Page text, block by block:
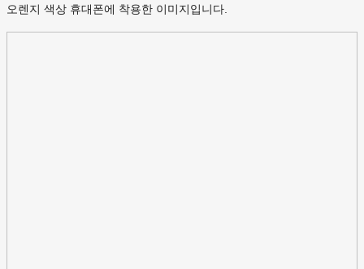
오렌지 색상 휴대폰에 착용한 이미지입니다.